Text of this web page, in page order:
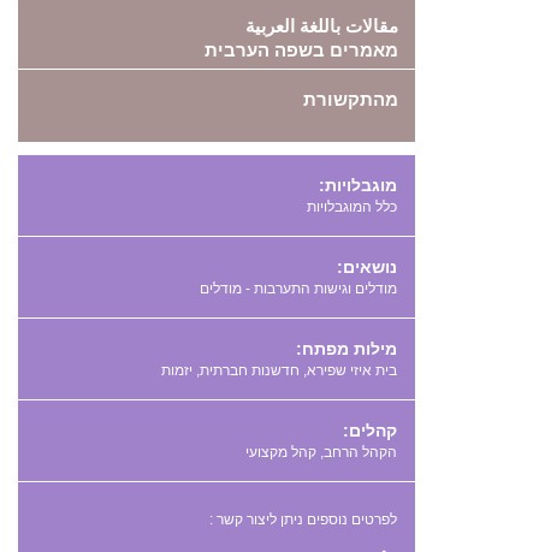
مقالات باللغة العربية
מאמרים בשפה הערבית
מהתקשורת
מוגבלויות:
כלל המוגבלויות
נושאים:
מודלים וגישות התערבות - מודלים
מילות מפתח:
,
,
קהלים:
הקהל הרחב, קהל מקצועי
לפרטים נוספים ניתן ליצור קשר :